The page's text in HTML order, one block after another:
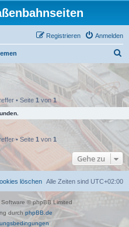
Anmelden
Registrieren
c
h
e
• Seite 1 von1
• Seite 1 von 1
Gehe zu
Alle Zeiten sind UTC+02:00
löschen
© phpBB Limited
durch phpBB.de